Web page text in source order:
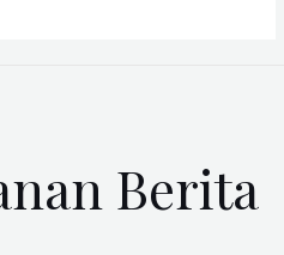
Berita